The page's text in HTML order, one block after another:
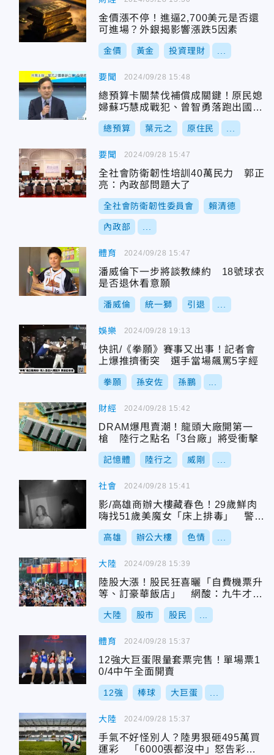
金價漲不停！進逼2,700美元是否還
可進場？外銀揭影響漲跌5因素
金價 黃金 投資理財
要聞
總預算卡關禁伐補償成關鍵！原民媳
婦蘇巧慧成戰犯、曾智勇落跑出國也
挨批
總預算 葉元之 原住民
2024/09/28 15:48
要聞
全社會防衛韌性培訓40萬民力 郭正
亮：內政部問題大了
全社會防衛韌性委員會 賴清德
內政部
2024/09/28 15:47
體育
潘威倫下一步將談教練約 18號球衣
是否退休看意願
潘威倫 統一獅 引退
2024/09/28 15:47
娛樂
快訊/《拳願》賽事又出事！記者會
上爆推擠衝突 選手當場飆罵5字經
拳願 孫安佐 孫鵬
2024/09/28 19:13
財經
DRAM爆甩賣潮！龍頭大廠開第一
槍 陸行之點名「3台廠」將受衝擊
記憶體 陸行之 威剛
2024/09/28 15:42
社會
影/高雄商辦大樓藏春色！29歲鮮肉
嗨找51歲美魔女「床上排毒」 警逮
3人送辦
高雄 辦公大樓 色情
2024/09/28 15:41
大陸
陸股大漲！股民狂喜曬「自費機票升
等、訂豪華飯店」 網酸：九牛才回
一毛
大陸 股市 股民
2024/09/28 15:39
體育
12強大巨蛋限量套票完售！單場票1
0/4中午全面開賣
12強 棒球 大巨蛋
2024/09/28 15:37
大陸
手氣不好怪別人？陸男狠砸495萬買
運彩 「6000張都沒中」怒告彩券
2024/09/28 15:37